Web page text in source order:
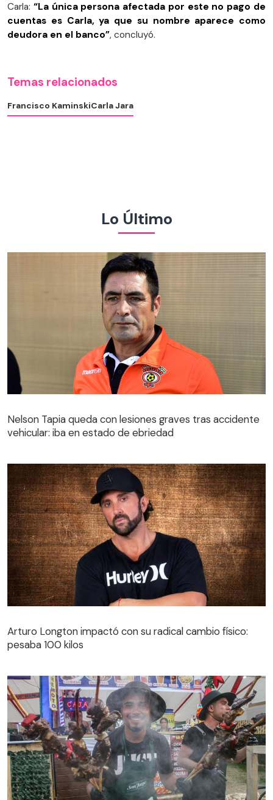
Carla: “La única persona afectada por este no pago de
cuentas es Carla, ya que su nombre aparece como
deudora en el banco”, concluyó.
Temas relacionados
Francisco KaminskiCarla Jara
Lo Último
vehicular: iba en estado de ebriedad
Nelson Tapia queda con lesiones graves tras accidente
vehicular: iba en estado de ebriedad
pesaba 100 kilos
Arturo Longton impactó con su radical cambio físico:
pesaba 100 kilos